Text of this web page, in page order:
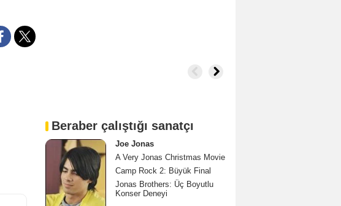
Beraber çalıştığı sanatçı
Joe Jonas
A Very Jonas Christmas Movie
Camp Rock 2: Büyük Final
Jonas Brothers: Üç Boyutlu
Konser Deneyi